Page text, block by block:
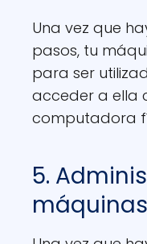
Una vez que
pasos, tu
para ser
acceder a ella
computadora
5.